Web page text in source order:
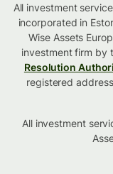
All investment
incorporated in
Wise Assets
investment firm by
Resolution
registered
All investment